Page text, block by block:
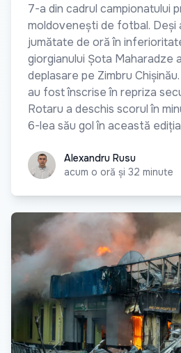
7-a din cadrul campionatului
moldovenești de fotbal. Deși
jumătate de oră în
giorgianului Șota Maharadze
deplasare pe Zimbru
au fost înscrise în repriza
Rotaru a deschis scorul în
6-lea său gol în această
Alexandru Rusu
Alexandru Rusu
acum o oră și 32 minute